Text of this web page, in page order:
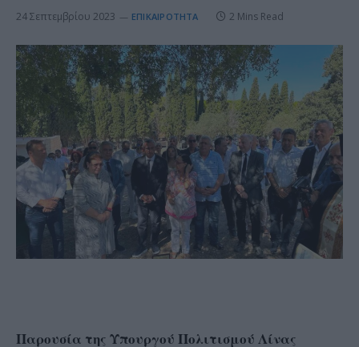
24 Σεπτεμβρίου 2023 ΕΠΙΚΑΙΡΌΤΗΤΑ 2 Mins Read
Παρουσία της Υπουργού Πολιτισμού Λίνας